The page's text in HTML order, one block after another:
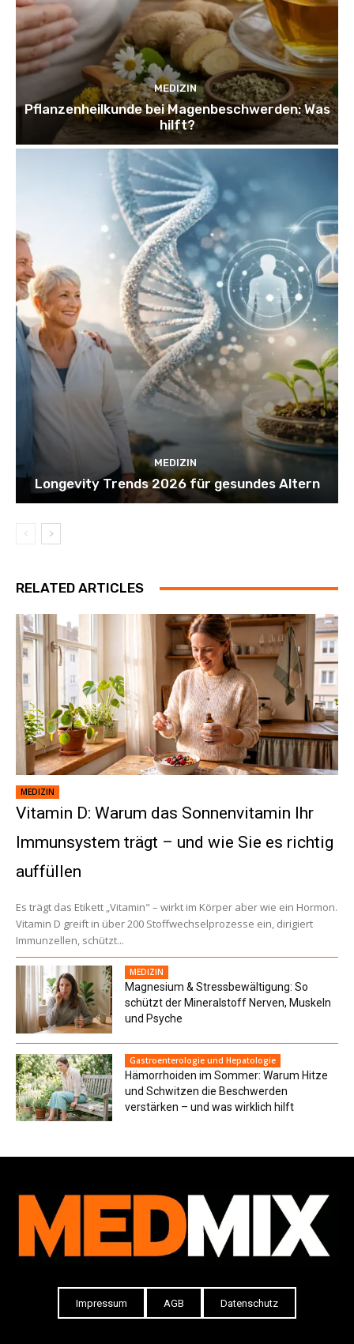
MEDIZIN
Pflanzenheilkunde bei Magenbeschwerden: Was
hilft?
MEDIZIN
Longevity Trends 2026 für gesundes Altern
RELATED ARTICLES
MEDIZIN
Vitamin D: Warum das Sonnenvitamin Ihr
Immunsystem trägt – und wie Sie es richtig
auffüllen
Es trägt das Etikett „Vitamin" – wirkt im Körper aber wie ein Hormon.
Vitamin D greift in über 200 Stoffwechselprozesse ein, dirigiert
Immunzellen, schützt...
MEDIZIN
Magnesium & Stressbewältigung: So
schützt der Mineralstoff Nerven, Muskeln
und Psyche
Gastroenterologie und Hepatologie
Hämorrhoiden im Sommer: Warum Hitze
und Schwitzen die Beschwerden
verstärken – und was wirklich hilft
Impressum AGB Datenschutz